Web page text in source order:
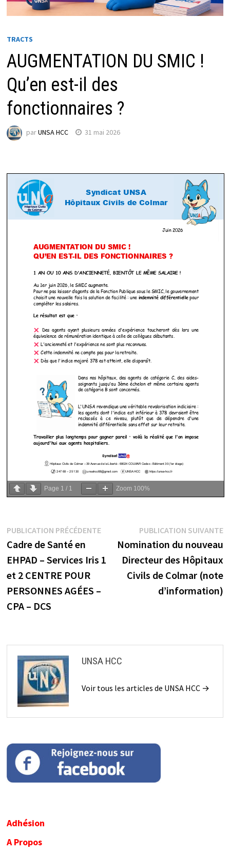
TRACTS
AUGMENTATION DU SMIC !
Qu’en est-il des
fonctionnaires ?
parUNSA HCC 31 mai 2026
Page 1 / 1 Zoom 100%
Navigation
de
l’article
PUBLICATION PRÉCÉDENTEPublication
précédente :
Cadre de Santé en
EHPAD – Services Iris 1
et 2 CENTRE POUR
PERSONNES AGÉES –
CPA – DCS
PUBLICATION SUIVANTE
Nomination du nouveau
Directeur des Hôpitaux
Civils de Colmar (note
d’information)
UNSA HCC
Voir tous les articles de UNSA HCC →
Adhésion
A Propos